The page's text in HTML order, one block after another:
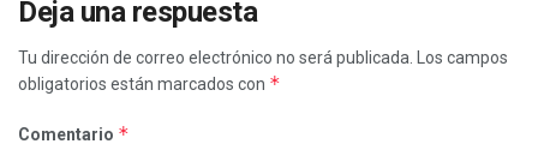
Deja una respuesta
Tu dirección de correo electrónico no será publicada.
Los campos
obligatorios están marcados con *
Comentario *